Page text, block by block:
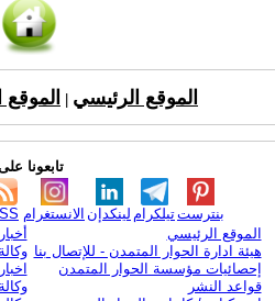
الموقع الرئيسي
تابعونا
الانستغرام لينكدإن تيلكرامبنترست
الموقع الرئيسي
هيئة ادارة الحوار المتمدن - للإتصال بنا
إحصائيات مؤسسة الحوار المتمدن
قواعد النشر